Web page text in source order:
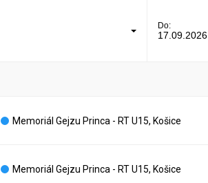
Do:
17.09.2026
Memoriál Gejzu Princa - RT U15, Košice
Memoriál Gejzu Princa - RT U15, Košice